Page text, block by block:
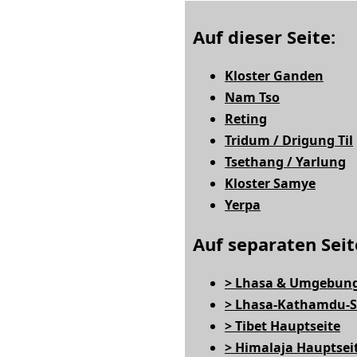
Auf dieser Seite:
Kloster Ganden
Nam Tso
Reting
Tridum / Drigung Til
Tsethang / Yarlung
Kloster Samye
Yerpa
Auf separaten
> Lhasa &
> Lhasa-Kathamdu-
> Tibet Hauptseite
> Himalaja